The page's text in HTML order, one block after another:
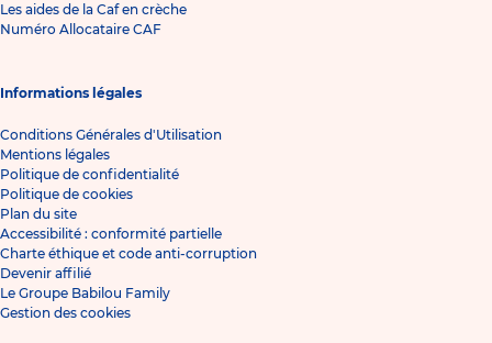
Les aides de la Caf en crèche
Numéro Allocataire CAF
Informations légales
Conditions Générales d'Utilisation
Mentions légales
Politique de confidentialité
Politique de cookies
Plan du site
Accessibilité : conformité partielle
Charte éthique et code anti-corruption
Devenir affilié
Le Groupe Babilou Family
Gestion des cookies